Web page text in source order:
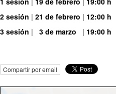
2 sesión | 21 de febrero | 12:00 h
3 sesión | 3 de marzo | 19:00 h
Compartir por email